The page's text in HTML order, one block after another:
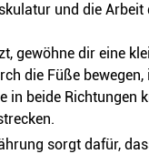
und die Arbeit
gewöhne dir eine
die Füße
in beide Richtungen
sorgt dafür,